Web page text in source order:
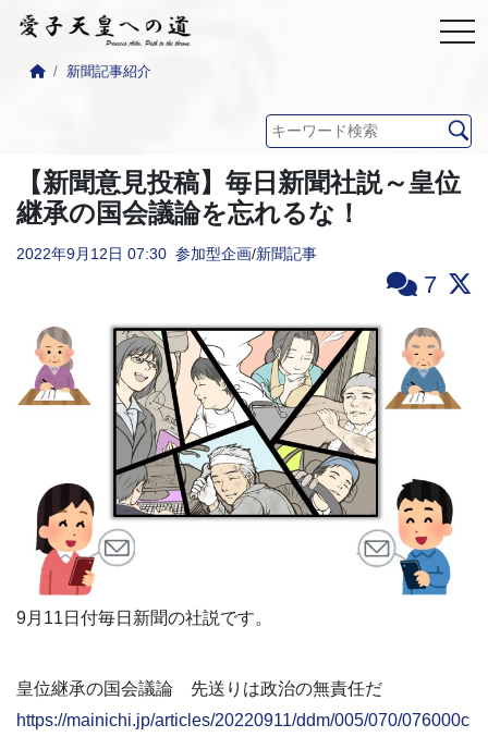
新聞記事紹介
【新聞意見投稿】毎日新聞社説～皇位
継承の国会議論を忘れるな！
2022年9月12日 07:30 参加型企画/新聞記事
7
9月11日付毎日新聞の社説です。
皇位継承の国会議論 先送りは政治の無責任だ
https://mainichi.jp/articles/20220911/ddm/005/070/076000c